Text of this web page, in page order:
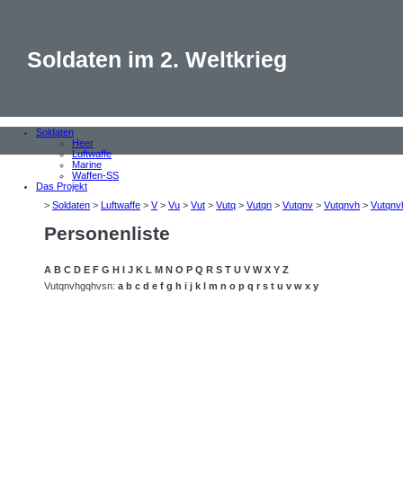
Soldaten im 2. Weltkrieg
Soldaten
Heer
Luftwaffe
Marine
Waffen-SS
Das Projekt
> Soldaten > Luftwaffe > V> Vu > Vut > Vutq > Vutqn > Vutqnv > Vutqnvh >
Personenliste
A B C D E F G H J K L M N O P Q R S T U V W X Y Z
Vutqnvhgqhvsn: a b c d e f g h i j k l m n o p q r s t u v w x y